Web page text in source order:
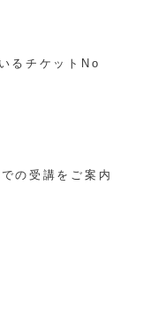
るチケットNo
の受講をご案内